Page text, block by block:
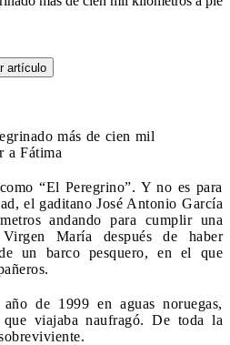
artículo
más de cien mil
a Fátima
“El Peregrino”. Y no es para
el gaditano José Antonio García
andando para cumplir una
María después de haber
un barco pesquero, en el que
de 1999 en aguas noruegas,
viajaba naufragó. De toda la